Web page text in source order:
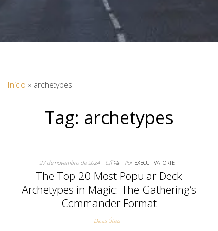
Início » archetypes
Tag: archetypes
27 de novembro de 2024 Off Por EXECUTIVAFORTE
The Top 20 Most Popular Deck
Archetypes in Magic: The Gathering’s
Commander Format
Dicas Úteis